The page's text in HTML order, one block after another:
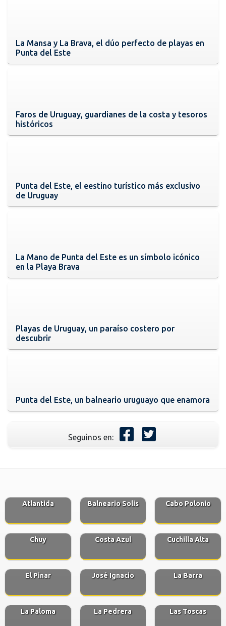
La Mansa y La Brava, el dúo perfecto de playas en
Punta del Este
Faros de Uruguay, guardianes de la costa y tesoros
históricos
Punta del Este, el eestino turístico más exclusivo
de Uruguay
La Mano de Punta del Este es un símbolo icónico
en la Playa Brava
Playas de Uruguay, un paraíso costero por
descubrir
Punta del Este, un balneario uruguayo que enamora
Seguinos en:
Atlantida Balneario Solis Cabo Polonio
Chuy Costa Azul Cuchilla Alta
El Pinar José Ignacio La Barra
La Paloma La Pedrera Las Toscas